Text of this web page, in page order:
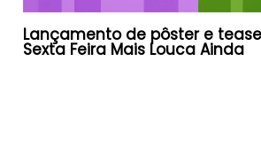
Lançamento de pôster e
Sexta Feira Mais Louca Ainda